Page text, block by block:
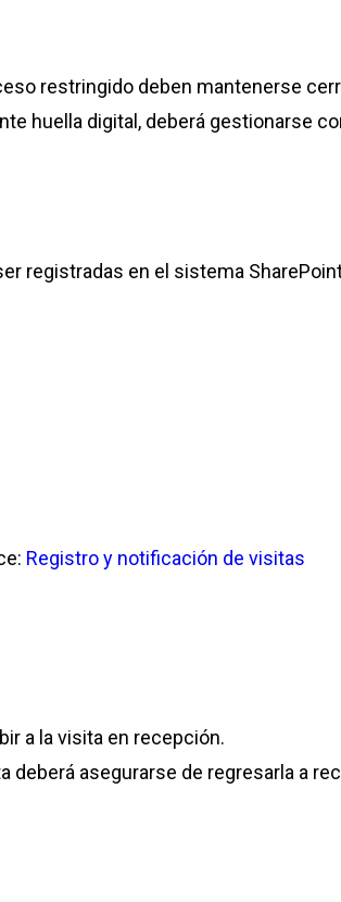
restringido deben mantenerse
huella digital, deberá gestionarse
en el sistema
Registro y notificación de visitas
a la visita en recepción.
deberá asegurarse de regresarla a